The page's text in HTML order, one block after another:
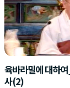
육바라밀에 대하
사(2)